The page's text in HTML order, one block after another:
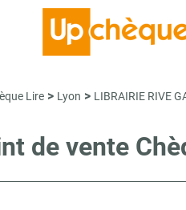
Lire > Lyon > LIBRAIRIE RIVE
de vente